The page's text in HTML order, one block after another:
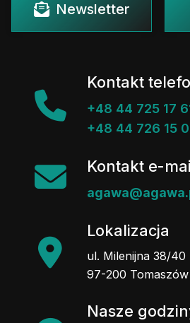
Newsletter
Kontakt
+48 44 725 17
+48 44 726 15
Kontakt e-
Lokalizacja
ul. Milenijna 38/40
97-200
Nasze